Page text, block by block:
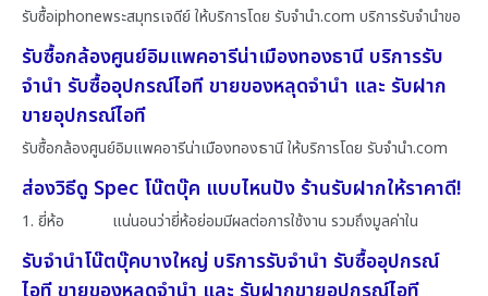
รับซื้อiphoneพระสมุทรเจดีย์ ให้บริการโดย รับจํานํา.com บริการรับจำนำขอ
รับซื้อกล้องศูนย์อิมแพคอารีน่าเมืองทองธานี บริการรับ
จำนำ รับซื้ออุปกรณ์ไอที ขายของหลุดจำนำ และ รับฝาก
ขายอุปกรณ์ไอที
รับซื้อกล้องศูนย์อิมแพคอารีน่าเมืองทองธานี ให้บริการโดย รับจํานํา.com
ส่องวิธีดู Spec โน๊ตบุ๊ค แบบไหนปัง ร้านรับฝากให้ราคาดี!
1. ยี่ห้อ แน่นอนว่ายี่ห้อย่อมมีผลต่อการใช้งาน รวมถึงมูลค่าใน
รับจำนำโน๊ตบุ๊คบางใหญ่ บริการรับจำนำ รับซื้ออุปกรณ์